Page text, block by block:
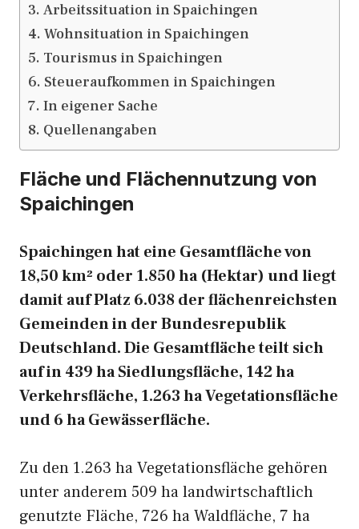
Arbeitssituation in Spaichingen
Wohnsituation in Spaichingen
Tourismus in Spaichingen
Steueraufkommen in Spaichingen
In eigener Sache
Quellenangaben
Fläche und Flächennutzung von
Spaichingen
Spaichingen hat eine Gesamtfläche von
18,50 km² oder 1.850 ha (Hektar) und liegt
damit auf Platz 6.038 der flächenreichsten
Gemeinden in der Bundesrepublik
Deutschland. Die Gesamtfläche teilt sich
auf in 439 ha Siedlungsfläche, 142 ha
Verkehrsfläche, 1.263 ha Vegetationsfläche
und 6 ha Gewässerfläche.
Zu den 1.263 ha Vegetationsfläche gehören
unter anderem 509 ha landwirtschaftlich
genutzte Fläche, 726 ha Waldfläche, 7 ha